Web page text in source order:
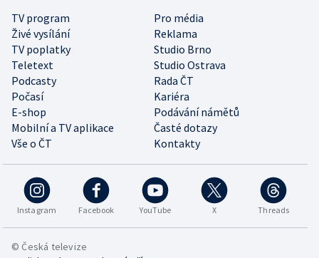
TV program
Pro média
Živé vysílání
Reklama
TV poplatky
Studio Brno
Teletext
Studio Ostrava
Podcasty
Rada ČT
Počasí
Kariéra
E-shop
Podávání námětů
Mobilní a TV aplikace
Časté dotazy
Vše o ČT
Kontakty
Instagram Facebook YouTube X Threads
© Česká televize